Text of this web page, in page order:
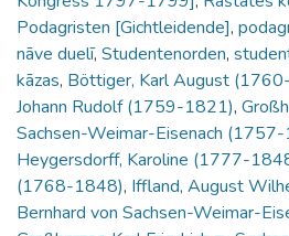
Podagristen [Gichtleidende],
nāve duelī, Studentenorden,
kāzas, Böttiger, Karl August
Johann Rudolf (1759-1821),
Sachsen-Weimar-Eisenach
Heygersdorff, Karoline (1777-
(1768-1848), Iffland, August
Bernhard von Sachsen-Weimar-